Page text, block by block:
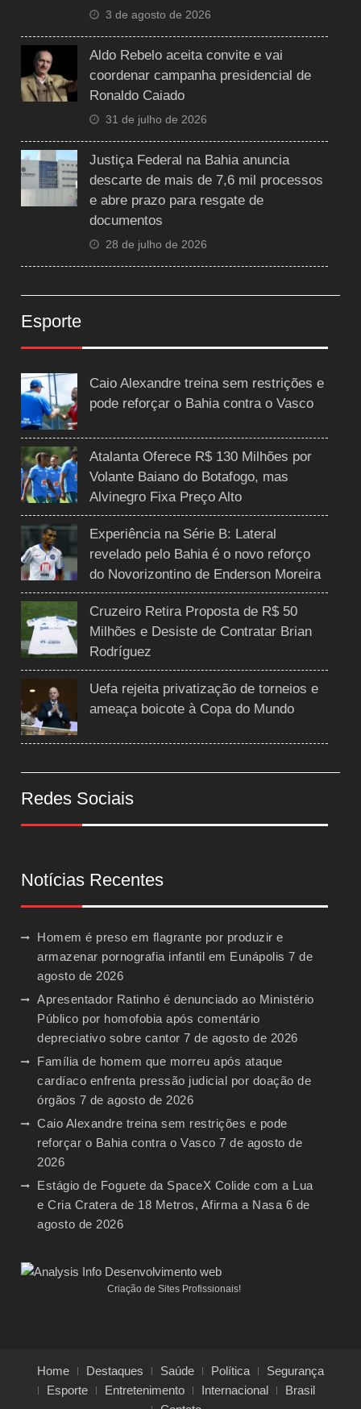
3 de agosto de 2026
Aldo Rebelo aceita convite e vai
coordenar campanha presidencial de
Ronaldo Caiado
31 de julho de 2026
Justiça Federal na Bahia anuncia
descarte de mais de 7,6 mil processos
e abre prazo para resgate de
documentos
28 de julho de 2026
Esporte
Caio Alexandre treina sem restrições e
pode reforçar o Bahia contra o Vasco
Atalanta Oferece R$ 130 Milhões por
Volante Baiano do Botafogo, mas
Alvinegro Fixa Preço Alto
Experiência na Série B: Lateral
revelado pelo Bahia é o novo reforço
do Novorizontino de Enderson Moreira
Cruzeiro Retira Proposta de R$ 50
Milhões e Desiste de Contratar Brian
Rodríguez
Uefa rejeita privatização de torneios e
ameaça boicote à Copa do Mundo
Redes Sociais
Notícias Recentes
Homem é preso em flagrante por produzir e
armazenar pornografia infantil em Eunápolis 7 de
agosto de 2026
Apresentador Ratinho é denunciado ao Ministério
Público por homofobia após comentário
depreciativo sobre cantor 7 de agosto de 2026
Família de homem que morreu após ataque
cardíaco enfrenta pressão judicial por doação de
órgãos 7 de agosto de 2026
Caio Alexandre treina sem restrições e pode
reforçar o Bahia contra o Vasco 7 de agosto de
2026
Estágio de Foguete da SpaceX Colide com a Lua
e Cria Cratera de 18 Metros, Afirma a Nasa 6 de
agosto de 2026
Criação de Sites Profissionais!
Home Destaques Saúde Política
Segurança
Esporte
Entretenimento Internacional
Brasil